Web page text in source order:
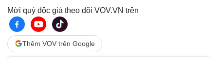
Quan sát
Cuộc sống đó đây
Hồ sơ
Video
Mời quý độc giả theo dõi VOV.VN trên
Thêm VOV trên Google